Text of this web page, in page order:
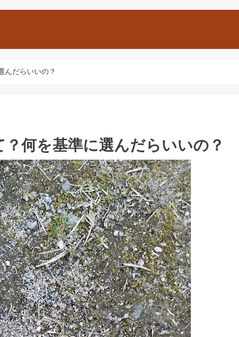
んだらいいの？
何を基準に選んだらいいの？